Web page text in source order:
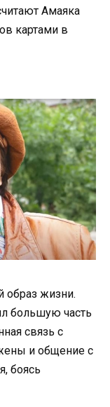
Амаяка
картами в
образ жизни.
большую часть
связь с
и общение с
боясь